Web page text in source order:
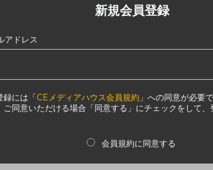
新規会員登録
アドレス
録には「CEメディアハウス会員規約 」への同意が必要
ご同意いただける場合「同意する」にチェックをして、
会員規約に同意する